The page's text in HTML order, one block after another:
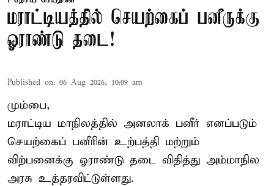
மராட்டியத்தில் செயற்கைப் பனீருக்கு
ஓராண்டு தடை!
Published on: 06 Aug 2026, 10:09 am
மும்பை,
மராட்டிய மாநிலத்தில் அனலாக் பனீர் எனப்படும்
செயற்கைப் பனீரின் உற்பத்தி மற்றும்
விற்பனைக்கு ஓராண்டு தடை விதித்து அம்மாநில
அரசு உத்தரவிட்டுள்ளது.